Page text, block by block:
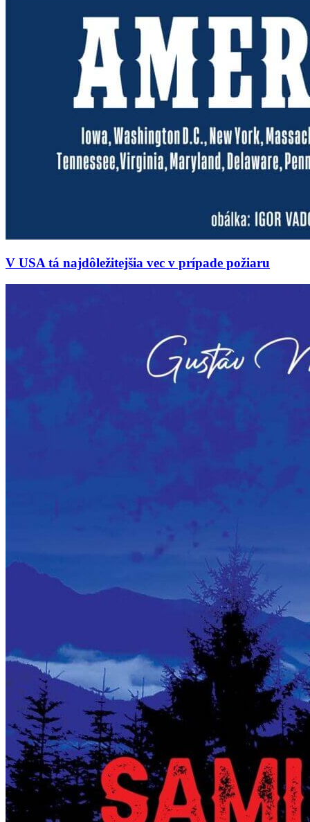
V USA tá najdôležitejšia vec v prípade požiaru